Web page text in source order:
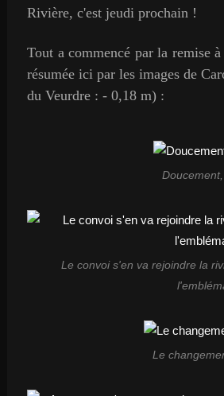
Rivière, c'est jeudi prochain !
Tout a commencé par la remise
résumée ici par les images de
du Veurdre : - 0,18 m) :
Le convoi s'en va rejoindre la
Le